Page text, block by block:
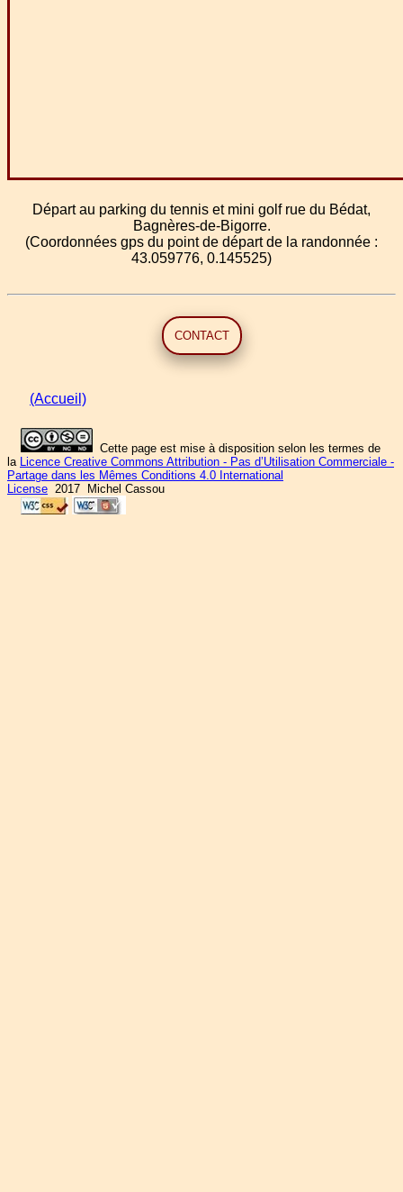
Départ au parking du tennis et mini golf rue du Bédat,
Bagnères-de-Bigorre.
(Coordonnées gps du point de départ de la randonnée :
43.059776, 0.145525)
CONTACT
(Accueil)
Cette page est mise à disposition selon les termes de
la Licence Creative Commons Attribution - Pas d’Utilisation Commerciale -
Partage dans les Mêmes Conditions 4.0 International
License 2017 Michel Cassou